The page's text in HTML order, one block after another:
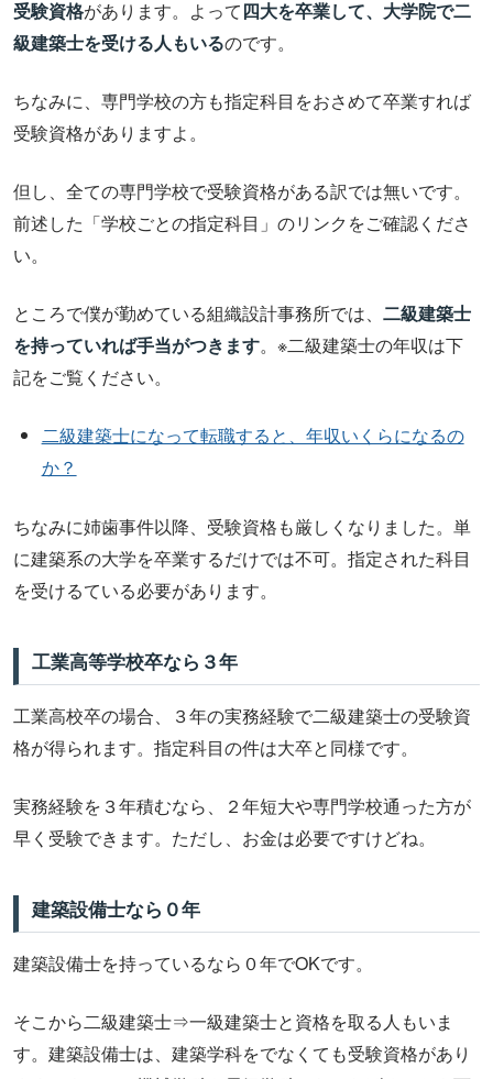
受験資格があります。よって四大を卒業して、大学院で二
級建築士を受ける人もいるのです。
ちなみに、専門学校の方も指定科目をおさめて卒業すれば
受験資格がありますよ。
但し、全ての専門学校で受験資格がある訳では無いです。
前述した「学校ごとの指定科目」のリンクをご確認くださ
い。
ところで僕が勤めている組織設計事務所では、 二級建築士
を持っていれば手当がつきます。※二級建築士の年収は下
記をご覧ください。
二級建築士になって転職すると、年収いくらになるの
か？
ちなみに姉歯事件以降、受験資格も厳しくなりました。単
に建築系の大学を卒業するだけでは不可。指定された科目
を受けるている必要があります。
工業高等学校卒なら３年
工業高校卒の場合、３年の実務経験で二級建築士の受験資
格が得られます。指定科目の件は大卒と同様です。
実務経験を３年積むなら、２年短大や専門学校通った方が
早く受験できます。ただし、お金は必要ですけどね。
建築設備士なら０年
建築設備士を持っているなら０年でOKです。
そこから二級建築士⇒一級建築士と資格を取る人もいま
す。建築設備士は、建築学科をでなくても受験資格があり